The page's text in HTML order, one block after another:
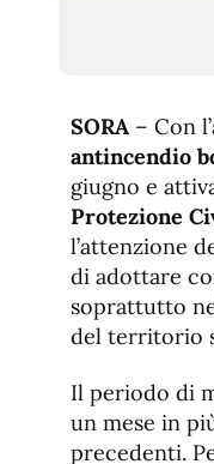
SORA – Con
antincendio
giugno e
Protezione
l’attenzione
di adottare
soprattutto
del territorio
Il periodo di
un mese in
precedenti.